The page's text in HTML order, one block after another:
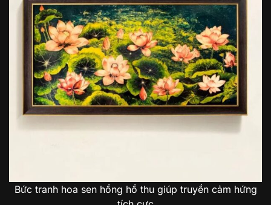
Bức tranh hoa sen hồng hồ thu giúp truyền cảm hứng